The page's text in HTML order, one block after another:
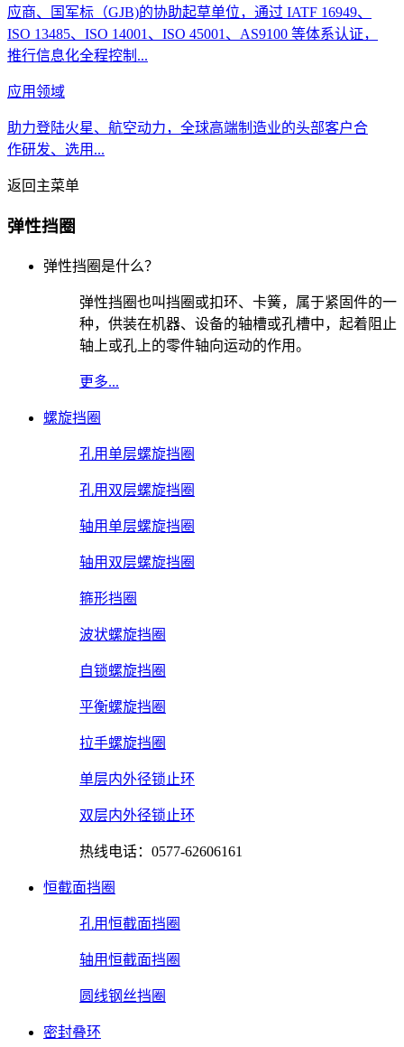
应商、国军标（GJB)的协助起草单位，通过 IATF 16949、
ISO 13485、ISO 14001、ISO 45001、AS9100 等体系认证，
推行信息化全程控制...
应用领域
助力登陆火星、航空动力，全球高端制造业的头部客户合
作研发、选用...
返回主菜单
弹性挡圈
弹性挡圈是什么？
弹性挡圈也叫挡圈或扣环、卡簧，属于紧固件的一
种，供装在机器、设备的轴槽或孔槽中，起着阻止
轴上或孔上的零件轴向运动的作用。
更多...
螺旋挡圈
孔用单层螺旋挡圈
孔用双层螺旋挡圈
轴用单层螺旋挡圈
轴用双层螺旋挡圈
箍形挡圈
波状螺旋挡圈
自锁螺旋挡圈
平衡螺旋挡圈
拉手螺旋挡圈
单层内外径锁止环
双层内外径锁止环
热线电话：0577-62606161
恒截面挡圈
孔用恒截面挡圈
轴用恒截面挡圈
圆线钢丝挡圈
密封叠环